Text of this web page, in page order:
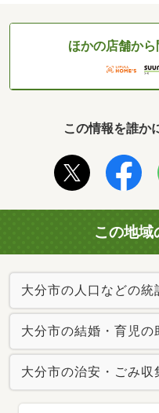
ほかの店舗から
この情報を誰か
この地域
大分市の人口などの統
大分市の結婚・育児の
大分市の治安・ごみ収